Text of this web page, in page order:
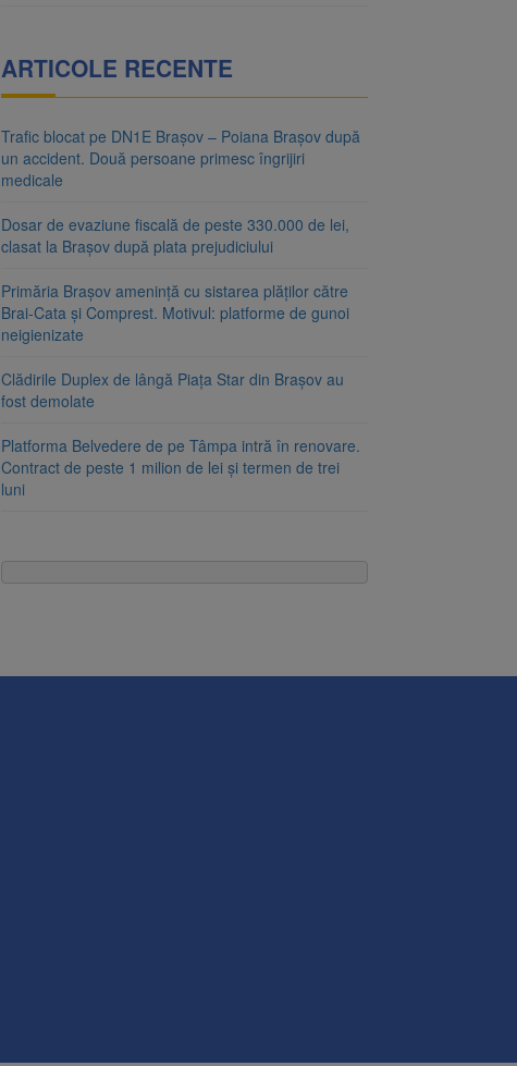
ARTICOLE RECENTE
Trafic blocat pe DN1E Brașov – Poiana Brașov după
un accident. Două persoane primesc îngrijiri
medicale
Dosar de evaziune fiscală de peste 330.000 de lei,
clasat la Brașov după plata prejudiciului
Primăria Brașov amenință cu sistarea plăților către
Brai-Cata și Comprest. Motivul: platforme de gunoi
neigienizate
Clădirile Duplex de lângă Piața Star din Brașov au
fost demolate
Platforma Belvedere de pe Tâmpa intră în renovare.
Contract de peste 1 milion de lei și termen de trei
luni